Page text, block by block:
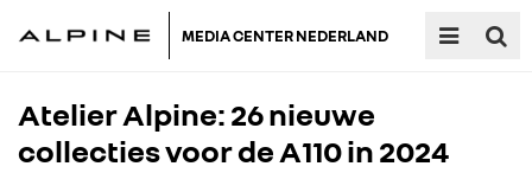
MEDIA CENTER NEDERLAND
Atelier Alpine: 26 nieuwe
collecties voor de A110 in 2024